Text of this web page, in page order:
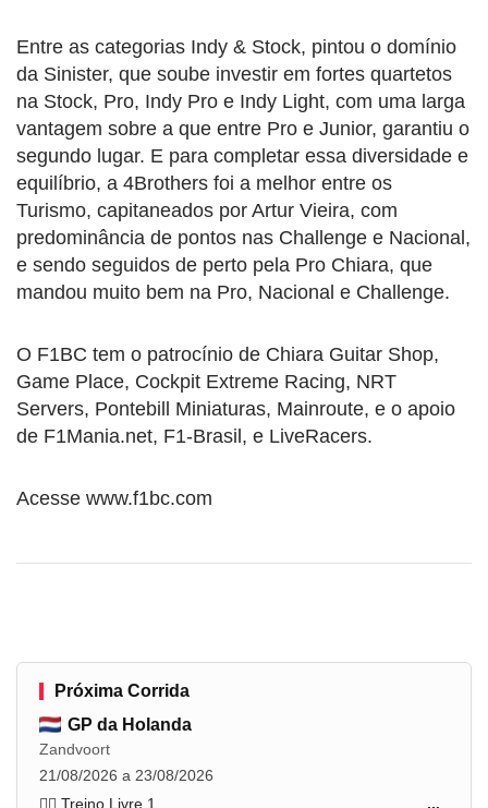
Entre as categorias Indy & Stock, pintou o domínio
da Sinister, que soube investir em fortes quartetos
na Stock, Pro, Indy Pro e Indy Light, com uma larga
vantagem sobre a que entre Pro e Junior, garantiu o
segundo lugar. E para completar essa diversidade e
equilíbrio, a 4Brothers foi a melhor entre os
Turismo, capitaneados por Artur Vieira, com
predominância de pontos nas Challenge e Nacional,
e sendo seguidos de perto pela Pro Chiara, que
mandou muito bem na Pro, Nacional e Challenge.
O F1BC tem o patrocínio de Chiara Guitar Shop,
Game Place, Cockpit Extreme Racing, NRT
Servers, Pontebill Miniaturas, Mainroute, e o apoio
de F1Mania.net, F1-Brasil, e LiveRacers.
Acesse www.f1bc.com
Próxima Corrida
GP da Holanda
Zandvoort
21/08/2026 a 23/08/2026
🏋️‍♂️ Treino Livre 1
...